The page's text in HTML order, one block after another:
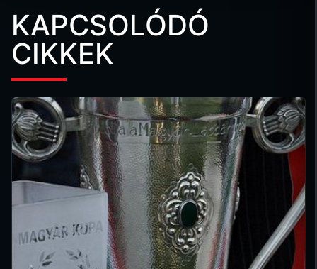
KAPCSOLÓDÓ
CIKKEK